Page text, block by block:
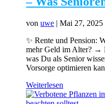
vonuwe |Mai 27, 2025
✨ Rente und Pension:
mehr Geld im Alter? →
was Du als Senior
Vorsorge optimieren
Weiterlesen